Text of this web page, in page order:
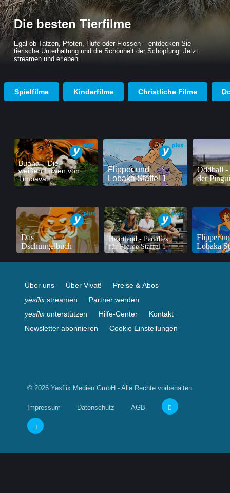
Die besten Tierfilme
Egal ob Tatzen, Pfoten, Hufe oder Flossen – entdecken Sie
tierische Unterhaltung und die Schönheit der Schöpfung. Jetzt
streamen und erleben.
Spielfilme Kinderfilme Christliche Filme
Buana – Die
weißen Löwen von
Timbavati
Flipper und
Lobaka Staffel 1
Oddball -
der
Das
Dschungelbuch
Heartland - Paradies
für Pferde Staffel 1
Flipper
Lobaka
Über uns Über Vivat!
Preise & Abos
yesflix streamen
Partner werden
yesflix unterstützen Hilfe-Center
Kontakt
Newsletter abonnieren
Cookie Einstellungen
© 2026 Yesflix Medien GmbH - Alle Rechte vorbehalten
Impressum Datenschutz AGB